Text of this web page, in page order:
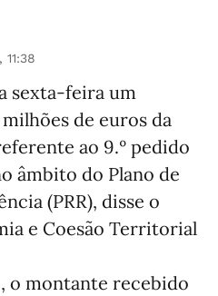
sexta-feira um
de euros da
ao 9.º pedido
âmbito do Plano de
(PRR), disse o
e Coesão Territorial
o montante recebido